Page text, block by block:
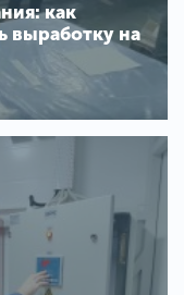
как
выработку на